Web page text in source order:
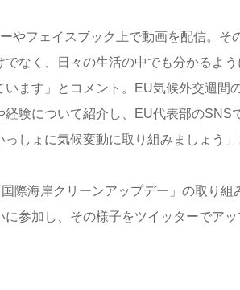
やフェイスブック上で動画を配信。そ
でなく、日々の生活の中でも分かるよ
ます」とコメント。EU気候外交週間
験について紹介し、EU代表部のSNS
しょに気候変動に取り組みましょう」
際海岸クリーンアップデー」の取り
参加し、その様子をツイッターでアッ